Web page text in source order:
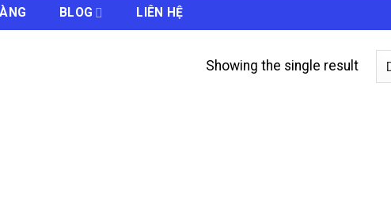
BLOG LIÊN HỆ
Showing the single result